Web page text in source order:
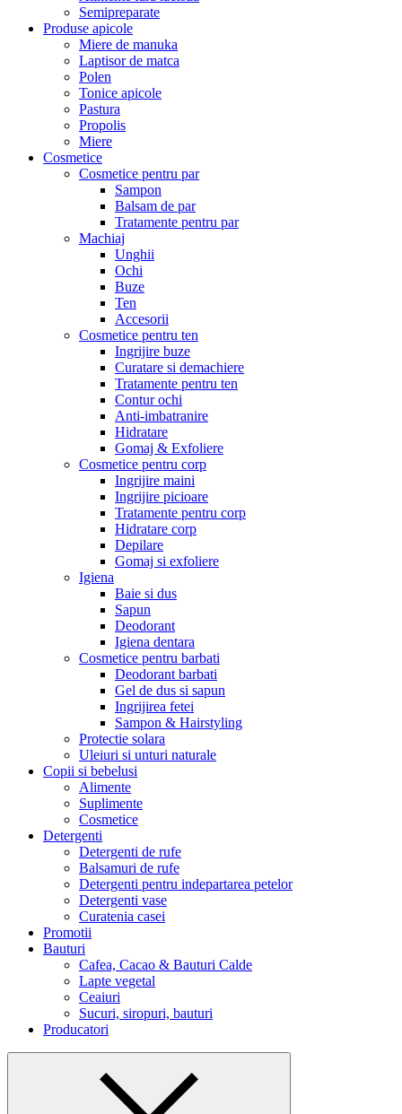
Semipreparate
Produse apicole
Miere de manuka
Laptisor de matca
Polen
Tonice apicole
Pastura
Propolis
Miere
Cosmetice
Cosmetice pentru par
Sampon
Balsam de par
Tratamente pentru par
Machiaj
Unghii
Ochi
Buze
Ten
Accesorii
Cosmetice pentru ten
Ingrijire buze
Curatare si demachiere
Tratamente pentru ten
Contur ochi
Anti-imbatranire
Hidratare
Gomaj & Exfoliere
Cosmetice pentru corp
Ingrijire maini
Ingrijire picioare
Tratamente pentru corp
Hidratare corp
Depilare
Gomaj si exfoliere
Igiena
Baie si dus
Sapun
Deodorant
Igiena dentara
Cosmetice pentru barbati
Deodorant barbati
Gel de dus si sapun
Ingrijirea fetei
Sampon & Hairstyling
Protectie solara
Uleiuri si unturi naturale
Copii si bebelusi
Alimente
Suplimente
Cosmetice
Detergenti
Detergenti de rufe
Balsamuri de rufe
Detergenti pentru indepartarea petelor
Detergenti vase
Curatenia casei
Promotii
Bauturi
Cafea, Cacao & Bauturi Calde
Lapte vegetal
Ceaiuri
Sucuri, siropuri, bauturi
Producatori